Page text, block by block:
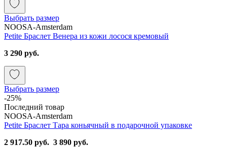
Выбрать размер
NOOSA-Amsterdam
Petite Браслет Венера из кожи лосося кремовый
3 290 руб.
Выбрать размер
-25%
Последний товар
NOOSA-Amsterdam
Petite Браслет Тара коньячный в подарочной упаковке
2 917.50 руб. 3 890 руб.